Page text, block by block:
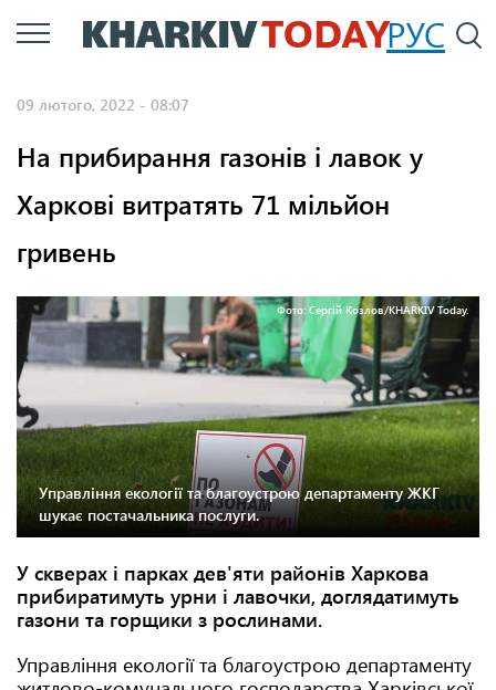
Перейти
до
РУС
09 лютого, 2022 - 08:07
На прибирання газонів і лавок у
Харкові витратять 71 мільйон
гривень
Фото: Сергій Козлов/KHARKIV Today.
Управління екології та благоустрою департаменту ЖКГ
шукає постачальника послуги.
У скверах і парках дев'яти районів Харкова
прибиратимуть урни і лавочки, доглядатимуть
газони та горщики з рослинами.
Управління екології та благоустрою департаменту